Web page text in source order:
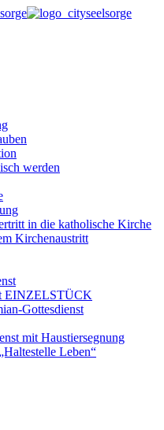
werden
in die katholische Kirche
Kirchenaustritt
EINZELSTÜCK
Gottesdienst
mit Haustiersegnung
Leben“